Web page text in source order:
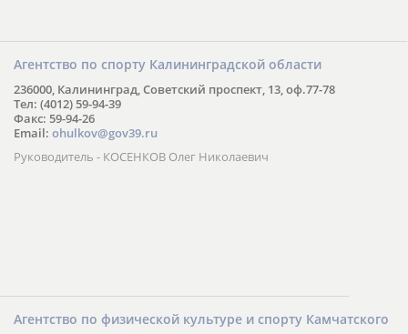
Агентство по спорту Калининградской области
236000, Калининград, Советский проспект, 13, оф.77-78
Тел: (4012) 59-94-39
Факс: 59-94-26
Email: ohulkov@gov39.ru
Руководитель - КОСЕНКОВ Олег Николаевич
Агентство по физической культуре и спорту Камчатского